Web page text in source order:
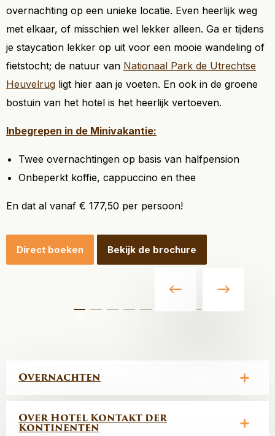
overnachting op een unieke locatie. Even heerlijk weg
met elkaar, of misschien wel lekker alleen. Ga er tijdens
je staycation lekker op uit voor een mooie wandeling of
fietstocht; de natuur van Nationaal Park de Utrechtse
Heuvelrug ligt hier aan je voeten. En ook in de groene
bostuin van het hotel is het heerlijk vertoeven.
Inbegrepen in de Minivakantie:
Twee overnachtingen op basis van halfpension
Onbeperkt koffie, cappuccino en thee
En dat al vanaf € 177,50 per persoon!
Direct boeken Bekijk de brochure
Overnachten
Over Hotel Kontakt der
Kontinenten